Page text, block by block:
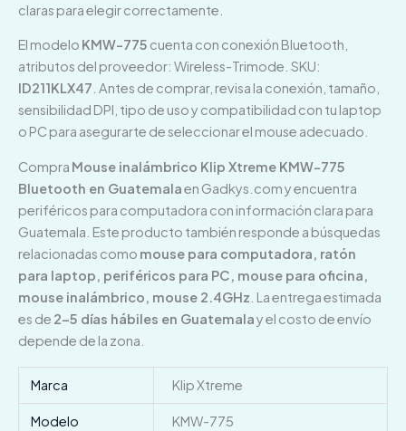
claras para elegir correctamente.
El modelo KMW-775 cuenta con conexión Bluetooth,
atributos del proveedor: Wireless-Trimode. SKU:
ID211KLX47 . Antes de comprar, revisa la conexión, tamaño,
sensibilidad DPI, tipo de uso y compatibilidad con tu laptop
o PC para asegurarte de seleccionar el mouse adecuado.
Compra Mouse inalámbrico Klip Xtreme KMW-775
Bluetooth en Guatemalaen Gadkys.com y encuentra
periféricos para computadora con información clara para
Guatemala. Este producto también responde a búsquedas
relacionadas como mouse para computadora, ratón
para laptop, periféricos para PC, mouse para oficina,
mouse inalámbrico, mouse 2.4GHz . La entrega estimada
es de 2–5 días hábiles en Guatemalay el costo de envío
depende de la zona.
Marca Klip Xtreme
Modelo KMW-775